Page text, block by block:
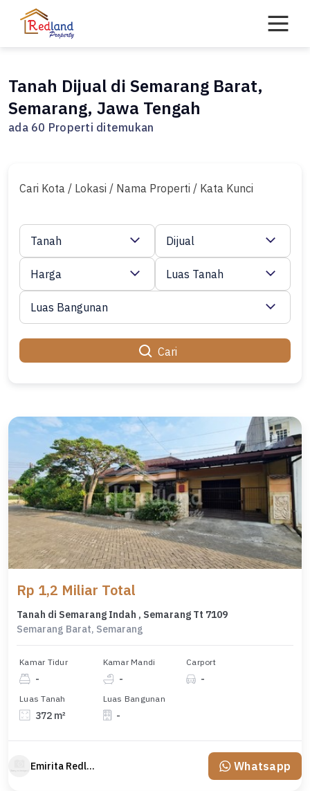
Tanah Dijual di Semarang Barat,
Semarang, Jawa Tengah
ada 60 Properti ditemukan
Cari Kota / Lokasi / Nama Properti / Kata Kunci
Cari
Tanah Dijual
Harga Luas Tanah
Luas Bangunan
Rp 1,2 Miliar Total
Tanah di Semarang Indah , Semarang Tt 7109
Semarang Barat, Semarang
Kamar Tidur
-
Kamar Mandi
-
Carport
-
Luas Tanah
372 m²
Luas Bangunan
-
Emirita Redland Whatsapp